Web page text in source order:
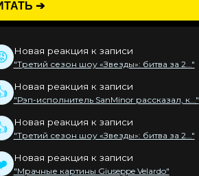
➔
Новая реакция к записи
"Третий сезон шоу «Звезды»: битва за 2..."
Новая реакция к записи
"Рэп-исполнитель SanMinor рассказал, к..."
Новая реакция к записи
"Третий сезон шоу «Звезды»: битва за 2..."
Новая реакция к записи
"Мрачные картины Giuseppe Velardo"